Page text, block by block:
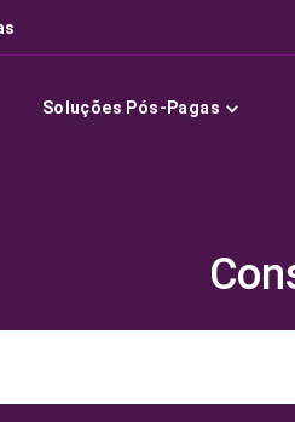
Soluções Pós-Pagas